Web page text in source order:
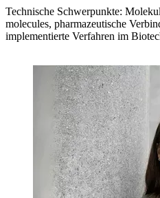
Technische Schwerpunkte:
molecules, pharmazeutische
implementierte Verfahren im